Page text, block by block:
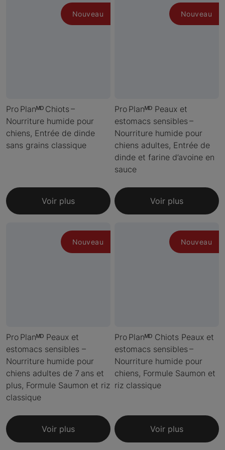
Nouveau
Pro Planᴹᴰ Chiots –
Nourriture humide pour
chiens, Entrée de dinde
sans grains classique
Voir plus
Nouveau
Pro Planᴹᴰ Peaux et
estomacs sensibles –
Nourriture humide pour
chiens adultes, Entrée de
dinde et farine d’avoine en
sauce
Voir plus
Nouveau
Pro Planᴹᴰ Peaux et
estomacs sensibles –
Nourriture humide pour
chiens adultes de 7 ans et
plus, Formule Saumon et riz
classique
Voir plus
Nouveau
Pro Planᴹᴰ Chiots Peaux et
estomacs sensibles –
Nourriture humide pour
chiens, Formule Saumon et
riz classique
Voir plus